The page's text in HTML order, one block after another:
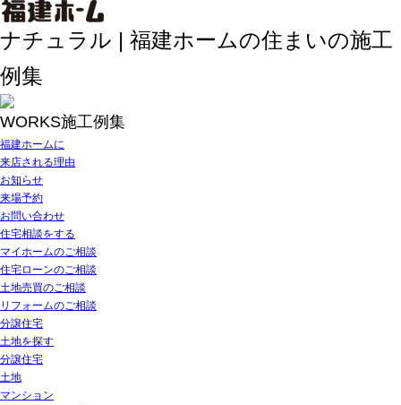
ナチュラル | 福建ホームの住まいの施工
例集
WORKS施工例集
福建ホームに
来店される理由
お知らせ
来場予約
お問い合わせ
住宅相談をする
マイホームのご相談
住宅ローンのご相談
土地売買のご相談
リフォームのご相談
分譲住宅
土地を探す
分譲住宅
土地
マンション